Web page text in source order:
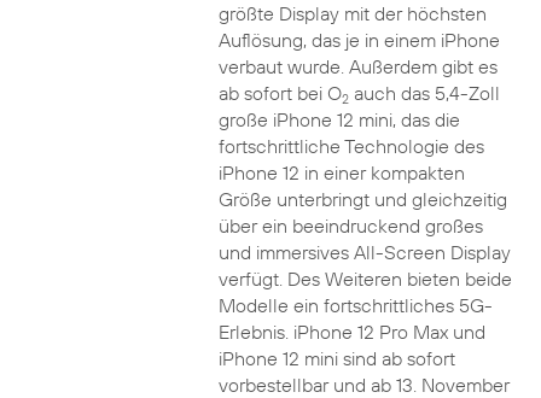
größte Display mit der höchsten
Auflösung, das je in einem iPhone
verbaut wurde. Außerdem gibt es
ab sofort bei O2auch das 5,4-Zoll
große iPhone 12 mini, das die
fortschrittliche Technologie des
iPhone 12 in einer kompakten
Größe unterbringt und gleichzeitig
über ein beeindruckend großes
und immersives All-Screen Display
verfügt. Des Weiteren bieten beide
Modelle ein fortschrittliches 5G-
Erlebnis. iPhone 12 Pro Max und
iPhone 12 mini sind ab sofort
vorbestellbar und ab 13. November